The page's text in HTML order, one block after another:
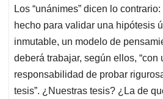
Los “unánimes” dicen lo
hecho para validar una hipótesis
inmutable, un modelo de
deberá trabajar, según ellos, “con
responsabilidad de probar
tesis”. ¿Nuestras tesis? ¿La de